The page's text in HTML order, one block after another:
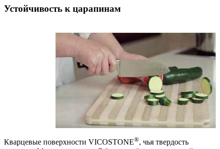
Устойчивость к царапинам
Кварцевые поверхности VICOSTONE®, чья твердость